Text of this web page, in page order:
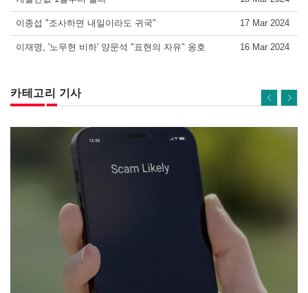
이종섭 "조사하면 내일이라도 귀국" 17 Mar 2024
이재명, '노무현 비하' 양문석 "표현의 자유" 옹호 16 Mar 2024
카테고리 기사